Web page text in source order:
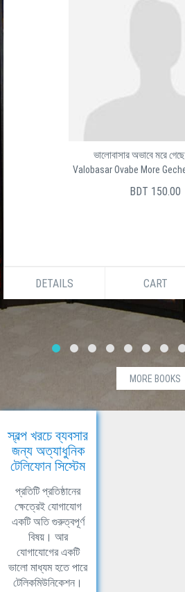
ভালোবাসার অভাবে মরে
Valobasar Ovabe More
BDT 150.00
DETAILS CART
MORE BOOKS
স্বল্প খরচে ব্যবসার
জন্য অত্যাধুনিক
টেলিফোন সিস্টেম
প্রতিটি প্রতিষ্ঠানের
ক্ষেত্রেই যোগাযোগ
একটি অতি গুরুত্বপূর্ণ
বিষয়। আর
যোগাযোগের একটি
ভালো মাধ্যম হতে পারে
টেলিকমিউনিকেশন।